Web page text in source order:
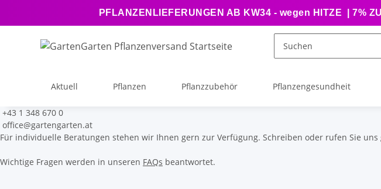
PFLANZENLIEFERUNGEN AB KW34 - wegen HITZE | 7%
Aktuell Pflanzen Pflanzzubehör Pflanzengesundheit
+43 1 348 670 0
office@gartengarten.at
Für individuelle Beratungen stehen wir Ihnen gern zur Verfügung. Schreiben oder rufen Sie uns
Wichtige Fragen werden in unseren FAQs beantwortet.